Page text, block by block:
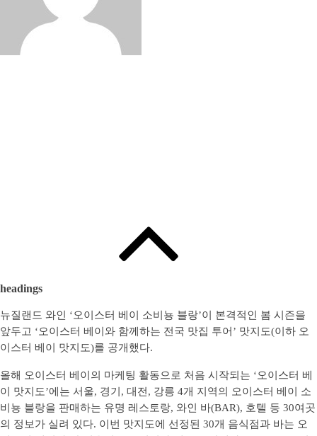
headings
뉴질랜드 와인 ‘오이스터 베이 소비뇽 블랑’이 본격적인 봄 시즌을
앞두고 ‘오이스터 베이와 함께하는 전국 맛집 투어’ 맛지도(이하 오
이스터 베이 맛지도)를 공개했다.
올해 오이스터 베이의 마케팅 활동으로 처음 시작되는 ‘오이스터 베
이 맛지도’에는 서울, 경기, 대전, 강릉 4개 지역의 오이스터 베이 소
비뇽 블랑을 판매하는 유명 레스토랑, 와인 바(BAR), 호텔 등 30여곳
의 정보가 실려 있다. 이번 맛지도에 선정된 30개 음식점과 바는 오